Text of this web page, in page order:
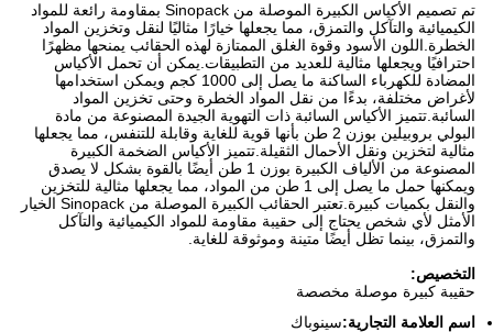
تم تصميم الأكياس الكبيرة الموصلة من Sinopack بمقاومة رائعة للمواد
الكيميائية والتآكل والتمزق، مما يجعلها خيارًا مثاليًا لنقل وتخزين المواد
الخطرة.اللون الأسود وقوة الغلق الممتازة لهذه الحقائب يمنحها مظهرًا
احترافيًا ويجعلها مثالية للعديد من التطبيقات.يمكن أن تحمل الأكياس
المضادة للكهرباء الساكنة ما يصل إلى 1000 كجم ويمكن استخدامها
لأغراض مختلفة، بدءًا من نقل المواد الخطرة وحتى تخزين المواد
السائبة.تتميز الأكياس السائبة ذات التهوية الجيدة المصنوعة من مادة
البولي بروبيلين بوزن 2 طن بأنها قوية للغاية وقابلة للتنفس، مما يجعلها
مثالية لتخزين ونقل الأحمال الثقيلة.تتميز الأكياس الضخمة الكبيرة
المصنوعة من الألياف الكبيرة بوزن 1 طن أيضًا بالقوة بشكل لا يصدق
ويمكنها حمل ما يصل إلى 1 طن من المواد، مما يجعلها مثالية للتخزين
والنقل بكميات كبيرة.تعتبر الحقائب الكبيرة الموصلة من Sinopack الخيار
الأمثل لأي شخص يحتاج إلى حقيبة مقاومة للمواد الكيميائية والتآكل
والتمزق، بينما تظل أيضًا متينة وموثوقة للغاية.
التخصيص:
حقيبة كبيرة موصلة مخصصة
اسم العلامة التجارية:سينوباك